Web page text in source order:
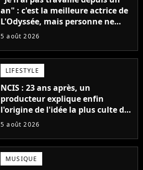
an" : c'est la meilleure actrice de
L'Odyssée, mais personne ne
veut lui donner de rôle au
5 août 2026
LIFESTYLE
NCIS : 23 ans après, un
producteur explique enfin
l'origine de l'idée la plus culte de
la série (et on ne parle pas du
5 août 2026
MUSIQUE